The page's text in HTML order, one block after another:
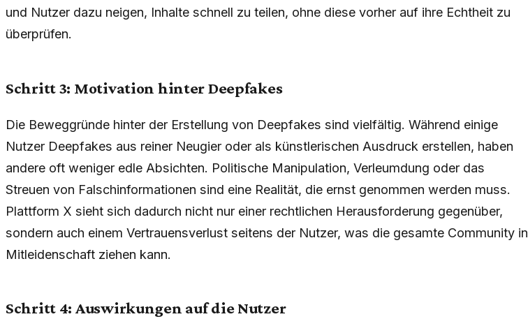
und Nutzer dazu neigen, Inhalte schnell zu teilen, ohne diese vorher auf ihre Echtheit zu
überprüfen.
Schritt 3: Motivation hinter Deepfakes
Die Beweggründe hinter der Erstellung von Deepfakes sind vielfältig. Während einige
Nutzer Deepfakes aus reiner Neugier oder als künstlerischen Ausdruck erstellen, haben
andere oft weniger edle Absichten. Politische Manipulation, Verleumdung oder das
Streuen von Falschinformationen sind eine Realität, die ernst genommen werden muss.
Plattform X sieht sich dadurch nicht nur einer rechtlichen Herausforderung gegenüber,
sondern auch einem Vertrauensverlust seitens der Nutzer, was die gesamte Community in
Mitleidenschaft ziehen kann.
Schritt 4: Auswirkungen auf die Nutzer